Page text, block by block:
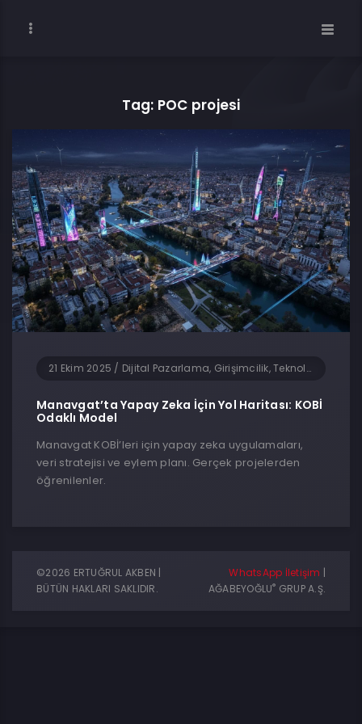
Tag: POC projesi
21 Ekim 2025 / Dijital Pazarlama, Girişimcilik, Teknoloji, Turizm ve Seyahat, Yapay Zeka, Yazılım
Manavgat’ta Yapay Zeka İçin Yol Haritası: KOBİ
Odaklı Model
Manavgat KOBİ’leri için yapay zeka uygulamaları,
veri stratejisi ve eylem planı. Gerçek projelerden
öğrenilenler.
©2026 ERTUĞRUL AKBEN |
BÜTÜN HAKLARI SAKLIDIR.
WhatsApp İletişim |
AĞABEYOĞLU® GRUP A.Ş.